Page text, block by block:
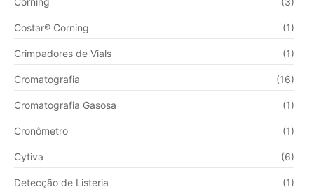
Costar® Corning (1)
Crimpadores de Vials (1)
Cromatografia (16)
Cromatografia Gasosa (1)
Cronômetro (1)
Cytiva (6)
Detecção de Listeria (1)